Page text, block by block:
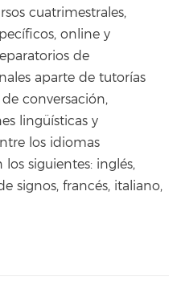
cuatrimestrales,
online y
de
aparte de tutorías
conversación,
lingüísticas y
los idiomas
siguientes: inglés,
signos, francés, italiano,